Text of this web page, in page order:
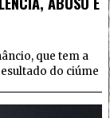
que tem a
do ciúme